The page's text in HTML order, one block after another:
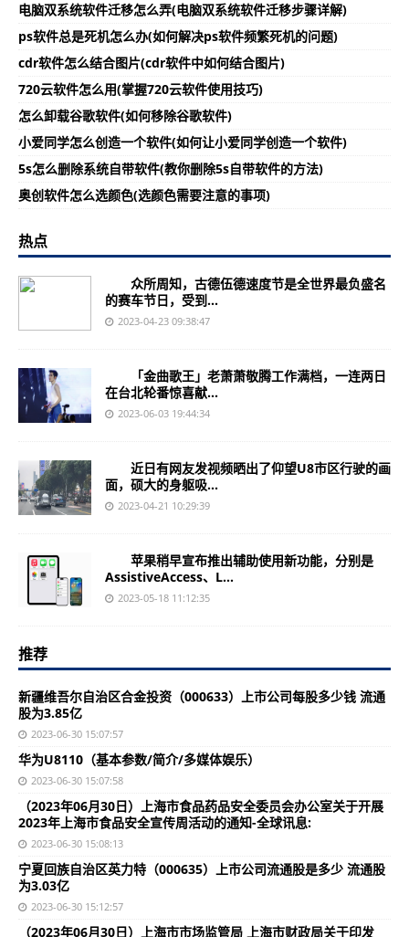
电脑双系统软件迁移怎么弄(电脑双系统软件迁移步骤详解)
ps软件总是死机怎么办(如何解决ps软件频繁死机的问题)
cdr软件怎么结合图片(cdr软件中如何结合图片)
720云软件怎么用(掌握720云软件使用技巧)
怎么卸载谷歌软件(如何移除谷歌软件)
小爱同学怎么创造一个软件(如何让小爱同学创造一个软件)
5s怎么删除系统自带软件(教你删除5s自带软件的方法)
奥创软件怎么选颜色(选颜色需要注意的事项)
热点
众所周知，古德伍德速度节是全世界最负盛名
的赛车节日，受到...
2023-04-23 09:38:47
「金曲歌王」老萧萧敬腾工作满档，一连两日
在台北轮番惊喜献...
2023-06-03 19:44:34
近日有网友发视频晒出了仰望U8市区行驶的画
面，硕大的身躯吸...
2023-04-21 10:29:39
苹果稍早宣布推出辅助使用新功能，分别是
AssistiveAccess、L...
2023-05-18 11:12:35
推荐
新疆维吾尔自治区合金投资（000633）上市公司每股多少钱 流通
股为3.85亿
2023-06-30 15:07:57
华为U8110（基本参数/简介/多媒体娱乐）
2023-06-30 15:07:58
（2023年06月30日）上海市食品药品安全委员会办公室关于开展
2023年上海市食品安全宣传周活动的通知-全球讯息:
2023-06-30 15:08:13
宁夏回族自治区英力特（000635）上市公司流通股是多少 流通股
为3.03亿
2023-06-30 15:12:57
（2023年06月30日）上海市市场监管局 上海市财政局关于印发